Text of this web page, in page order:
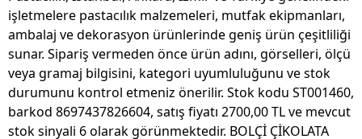
işletmelere pastacılık malzemeleri, mutfak ekipmanları,
ambalaj ve dekorasyon ürünlerinde geniş ürün çeşitliliği
sunar. Sipariş vermeden önce ürün adını, görselleri, ölçü
veya gramaj bilgisini, kategori uyumluluğunu ve stok
durumunu kontrol etmeniz önerilir. Stok kodu ST001460,
barkod 8697437826604, satış fiyatı 2700,00 TL ve mevcut
stok sinyali 6 olarak görünmektedir. BOLÇİ ÇİKOLATA